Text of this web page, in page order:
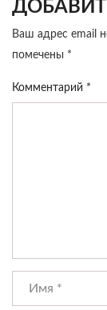
Ваш адрес email
помечены *
Комментарий *